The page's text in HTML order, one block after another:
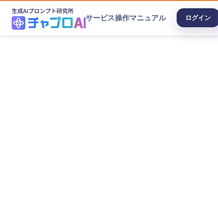
サービス操作マニュアル ログイン